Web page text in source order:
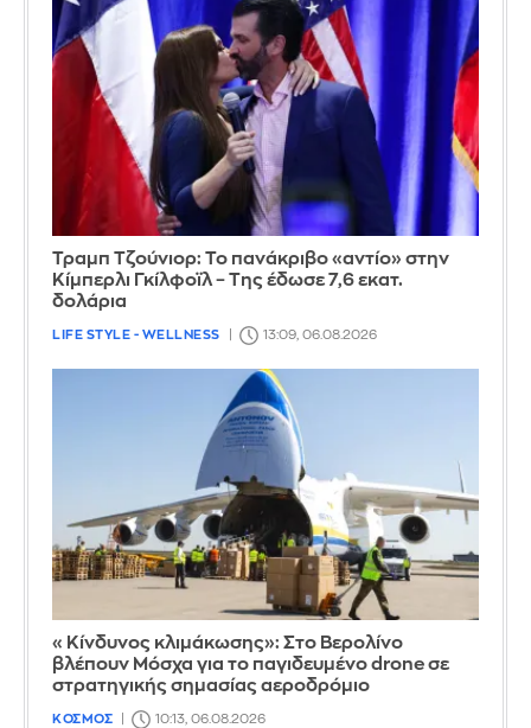
Τραμπ Τζούνιορ: Το πανάκριβο «αντίο» στην
Κίμπερλι Γκίλφοϊλ – Της έδωσε 7,6 εκατ.
δολάρια
LIFE STYLE - WELLNESS 13:09, 06.08.2026
«Κίνδυνος κλιμάκωσης»: Στο Βερολίνο
βλέπουν Μόσχα για το παγιδευμένο drone σε
στρατηγικής σημασίας αεροδρόμιο
ΚΟΣΜΟΣ 10:13, 06.08.2026